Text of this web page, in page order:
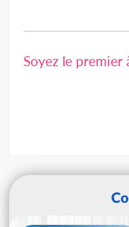
Soyez le premier